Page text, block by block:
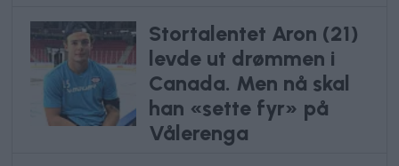
Stortalentet Aron (21)
levde ut drømmen i
Canada. Men nå skal
han «sette fyr» på
Vålerenga